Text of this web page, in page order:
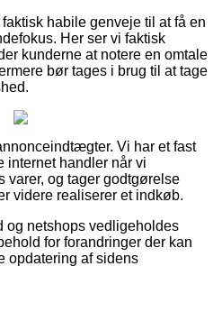
habile genveje til at få en
Her ser vi faktisk
kunderne at notere en omtale
bør tages i brug til at tage
Vi har et fast
internet handler når vi
varer, og tager godtgørelse
videre realiserer et indkøb.
og netshops vedligeholdes
for forandringer der kan
opdatering af sidens